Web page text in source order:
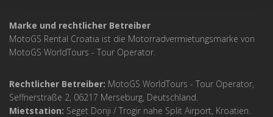
Marke und rechtlicher Betreiber
MotoGS Rental Croatia ist die Motorradvermietungsmarke von
MotoGS WorldTours - Tour Operator
Rechtlicher Betreiber: MotoGS WorldTours - Tour Operator,
Seffnerstraße 2, 06217 Merseburg, Deutschland.
Mietstation: Seget Donji / Trogir nahe Split Airport, Kroatien.